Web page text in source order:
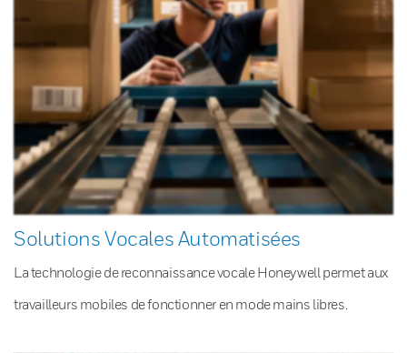
Solutions Vocales Automatisées
La technologie de reconnaissance vocale Honeywell permet aux
travailleurs mobiles de fonctionner en mode mains libres.